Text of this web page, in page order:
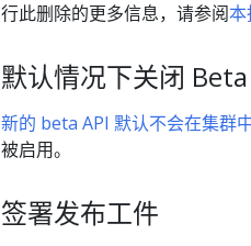
行此删除的更多信息，请参阅本
默认情况下关闭 Beta
新的 beta API 默认不会在集群
被启用。
签署发布工件